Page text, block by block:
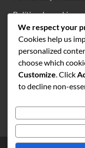
Política de cookies
Acerca de
BUSCAR
We respect your
Cookies help us
personalized
choose which
Customize . Click
to decline non-